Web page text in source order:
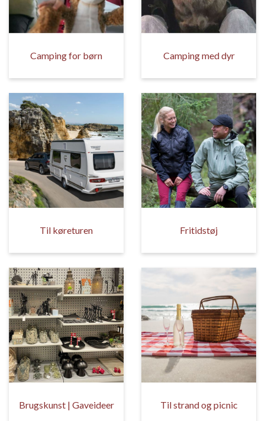
Camping for børn Camping med dyr
Til køreturen Fritidstøj
Brugskunst | Gaveideer Til strand og picnic